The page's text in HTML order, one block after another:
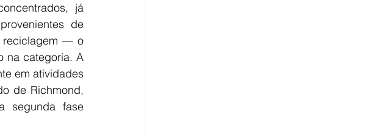
já
de
reciclagem — o
na categoria. A
em atividades
de Richmond,
segunda fase